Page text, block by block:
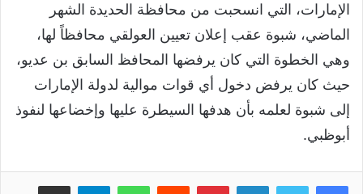
الإمارات، التي انسحبت من محافظة الحديدة الشهر
الماضي، شبوة عقب إعلان تعيين العولقي محافظاً لها،
وهي الخطوة التي كان يرفضها المحافظ السابق بن عديو،
حيث كان يرفض دخول أي قوات موالية لدولة الإمارات
إلى شبوة لعلمه بأن هدفها السيطرة عليها وإخضاعها لنفوذ
أبوظبي.
لينكدإنبينتيريست واتسابتيلقرام مشاركة عبر البريد